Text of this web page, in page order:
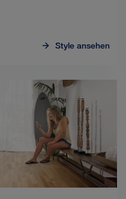
Style ansehen